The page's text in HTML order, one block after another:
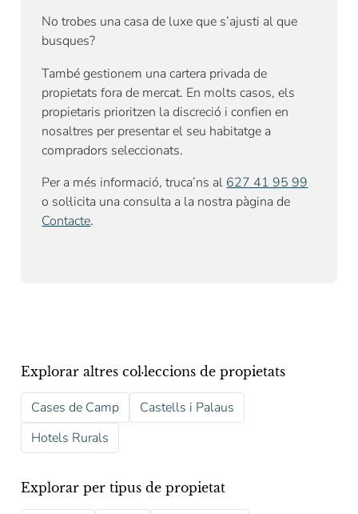
No trobes una casa de luxe que s’ajusti al que
busques?
També gestionem una cartera privada de
propietats fora de mercat. En molts casos, els
propietaris prioritzen la discreció i confien en
nosaltres per presentar el seu habitatge a
compradors seleccionats.
Per a més informació, truca’ns al 627 41 95 99
o sol·licita una consulta a la nostra pàgina de
Contacte.
Explorar altres col·leccions de propietats
Cases de Camp
Castells i Palaus
Hotels Rurals
Explorar per tipus de propietat